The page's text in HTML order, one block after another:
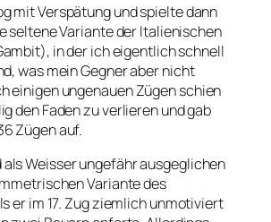
mit Verspätung und spielte dann
seltene Variante der Italienischen
in der ich eigentlich schnell
was mein Gegner aber nicht
einigen ungenauen Zügen schien
den Faden zu verlieren und gab
Zügen auf.
Weisser ungefähr ausgeglichen
Variante des
er im 17. Zug ziemlich unmotiviert